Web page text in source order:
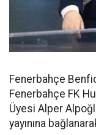
Fenerbahçe
Fenerbahçe FK
Üyesi Alper
yayınına